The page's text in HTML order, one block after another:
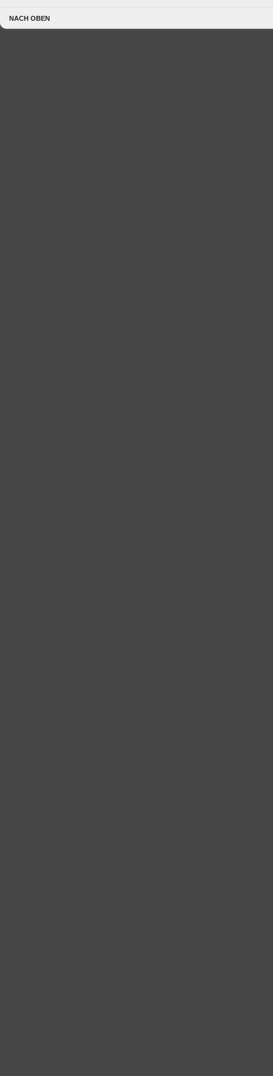
NACH OBEN